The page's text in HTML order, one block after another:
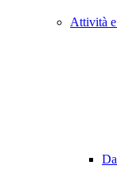
Attività